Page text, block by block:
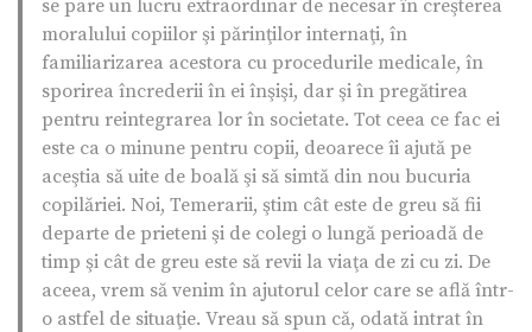
se pare un lucru extraordinar de necesar în creşterea
moralului copiilor şi părinţilor internaţi, în
familiarizarea acestora cu procedurile medicale, în
sporirea încrederii în ei înşişi, dar şi în pregătirea
pentru reintegrarea lor în societate. Tot ceea ce fac ei
este ca o minune pentru copii, deoarece îi ajută pe
aceştia să uite de boală şi să simtă din nou bucuria
copilăriei. Noi, Temerarii, ştim cât este de greu să fii
departe de prieteni şi de colegi o lungă perioadă de
timp şi cât de greu este să revii la viaţa de zi cu zi. De
aceea, vrem să venim în ajutorul celor care se află într-
o astfel de situaţie. Vreau să spun că, odată intrat în